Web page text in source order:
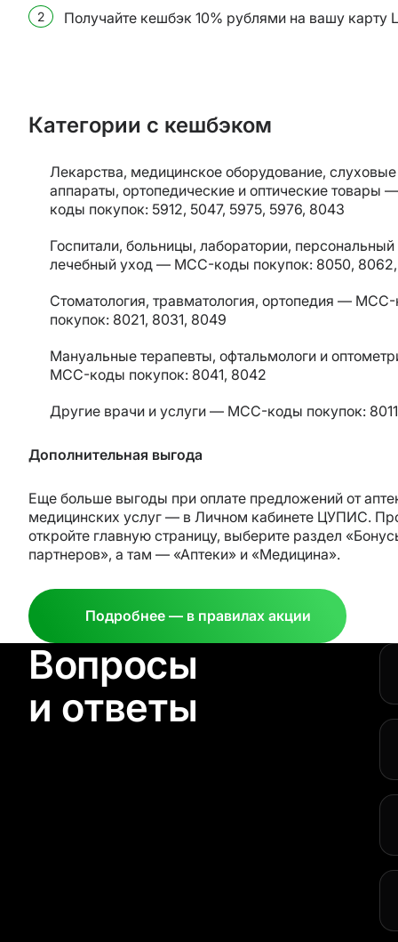
Получайте кешбэк 10% рублями на вашу
Категории с кешбэком
Лекарства, медицинское оборудование, слуховые
аппараты, ортопедические и оптические товары
коды покупок: 5912, 5047, 5975, 5976, 8043
Госпитали, больницы, лаборатории, персональный
лечебный уход — MCC-коды покупок: 8050, 8062,
Стоматология, травматология, ортопедия —
покупок: 8021, 8031, 8049
Мануальные терапевты, офтальмологи и
MCC-коды покупок: 8041, 8042
Другие врачи и услуги — MCC-коды покупок:
Дополнительная выгода
Еще больше выгоды при оплате предложений от
медицинских услуг — в Личном кабинете ЦУПИС.
откройте главную страницу, выберите раздел
партнеров», а там — «Аптеки» и «Медицина».
Подробнее — в правилах акции
Вопросы
и ответы